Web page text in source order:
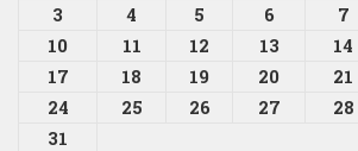
3
4 5 6 7
10
11 12 13 14
17
18 19 20 21
24
25 26 27 28
31